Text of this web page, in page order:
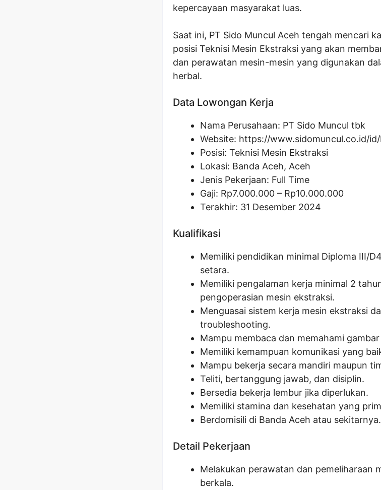
kepercayaan masyarakat luas.
Saat ini, PT Sido Muncul Aceh tengah mencari
posisi Teknisi Mesin Ekstraksi yang akan
dan perawatan mesin-mesin yang digunakan
herbal.
Data Lowongan Kerja
Nama Perusahaan: PT Sido Muncul tbk
Website: https://www.sidomuncul.co.id/
Posisi: Teknisi Mesin Ekstraksi
Lokasi: Banda Aceh, Aceh
Jenis Pekerjaan: Full Time
Gaji: Rp7.000.000 – Rp10.000.000
Terakhir: 31 Desember 2024
Kualifikasi
Memiliki pendidikan minimal Diploma III/
setara.
Memiliki pengalaman kerja minimal 2
pengoperasian mesin ekstraksi.
Menguasai sistem kerja mesin ekstraksi
troubleshooting.
Mampu membaca dan memahami
Memiliki kemampuan komunikasi yang
Mampu bekerja secara mandiri maupun
Teliti, bertanggung jawab, dan disiplin.
Bersedia bekerja lembur jika diperlukan.
Memiliki stamina dan kesehatan yang
Berdomisili di Banda Aceh atau sekitarnya.
Detail Pekerjaan
Melakukan perawatan dan pemeliharaan
berkala.